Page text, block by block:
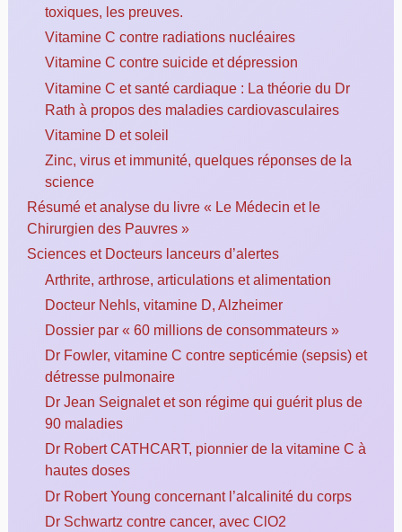
toxiques, les preuves.
Vitamine C contre radiations nucléaires
Vitamine C contre suicide et dépression
Vitamine C et santé cardiaque : La théorie du Dr
Rath à propos des maladies cardiovasculaires
Vitamine D et soleil
Zinc, virus et immunité, quelques réponses de la
science
Résumé et analyse du livre « Le Médecin et le
Chirurgien des Pauvres »
Sciences et Docteurs lanceurs d’alertes
Arthrite, arthrose, articulations et alimentation
Docteur Nehls, vitamine D, Alzheimer
Dossier par « 60 millions de consommateurs »
Dr Fowler, vitamine C contre septicémie (sepsis) et
détresse pulmonaire
Dr Jean Seignalet et son régime qui guérit plus de
90 maladies
Dr Robert CATHCART, pionnier de la vitamine C à
hautes doses
Dr Robert Young concernant l’alcalinité du corps
Dr Schwartz contre cancer, avec ClO2